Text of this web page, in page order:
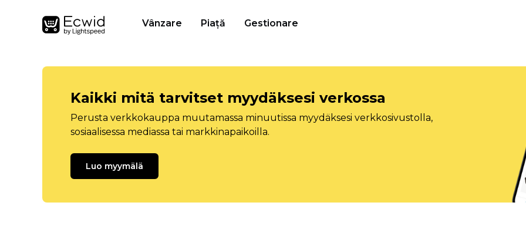
Vânzare Piață Gestionare
Kaikki mitä tarvitset myydäksesi verkossa
Perusta verkkokauppa muutamassa minuutissa myydäksesi verkkosivustolla,
sosiaalisessa mediassa tai markkinapaikoilla.
Luo myymälä